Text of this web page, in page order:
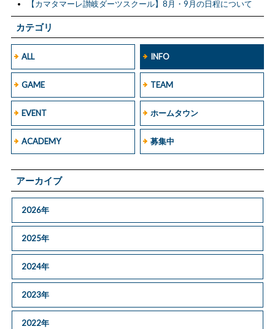
カテゴリ
ALL INFO
GAME TEAM
EVENT ホームタウン
ACADEMY 募集中
アーカイブ
2026年
2025年
2024年
2023年
2022年
【カマタマーレ讃岐ダーツスクール】8月・9月の日程について